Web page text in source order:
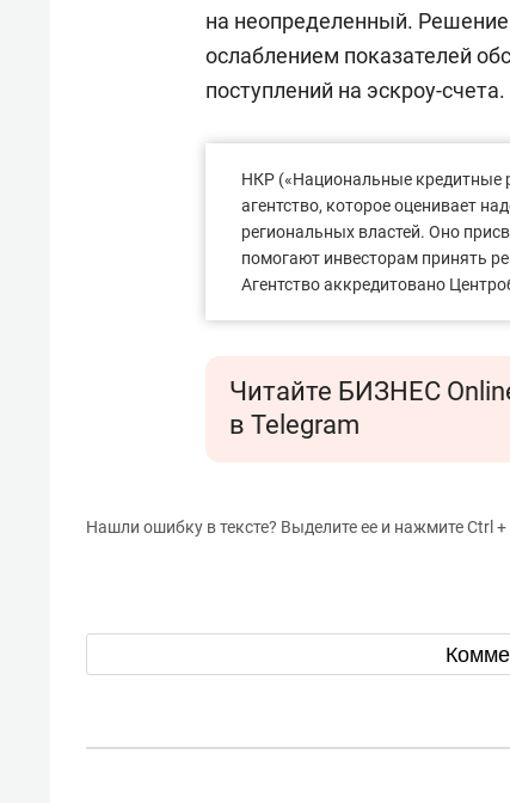
на неопределенный. Решение
ослаблением показателей
поступлений на эскроу-счета.
НКР («Национальные кредитные
агентство, которое оценивает
региональных властей. Оно
помогают инвесторам принять
Агентство аккредитовано
Читайте БИЗНЕС
в Telegram
Нашли ошибку в тексте? Выделите ее и нажмите Ctrl +